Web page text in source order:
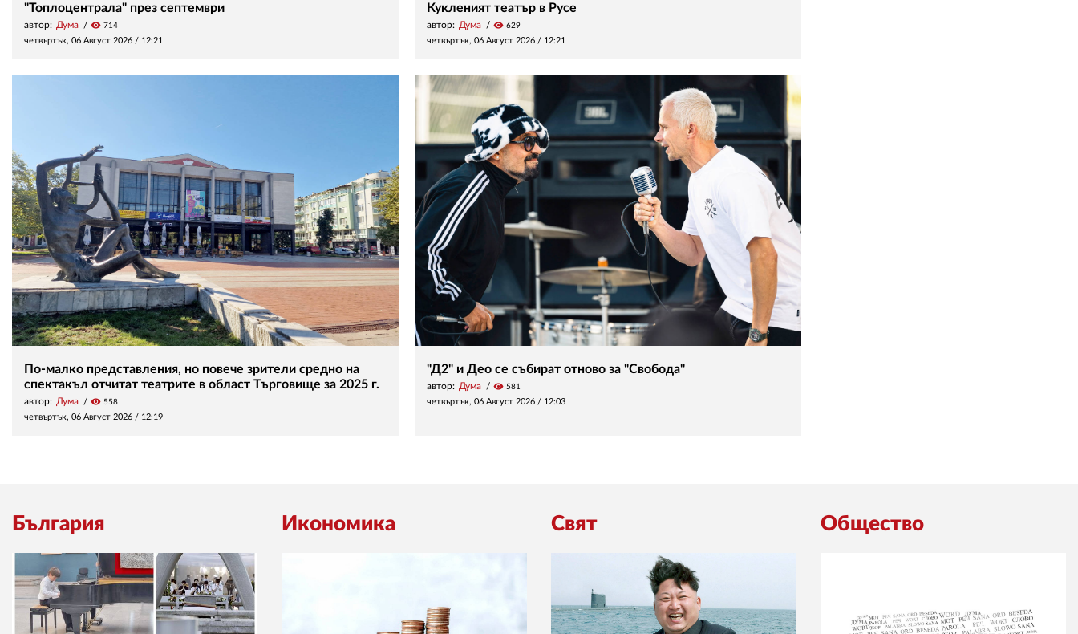
"Топлоцентрала" през септември
автор: Дума visibility 714
четвъртък, 06 Август 2026 / 12:21
Кукленият театър в Русе
автор: Дума visibility 629
четвъртък, 06 Август 2026 / 12:21
По-малко представления, но повече зрители средно на
спектакъл отчитат театрите в област Търговище за 2025 г.
автор: Дума visibility 558
четвъртък, 06 Август 2026 / 12:19
"Д2" и Део се събират отново за "Свобода"
автор: Дума visibility 581
четвъртък, 06 Август 2026 / 12:03
България Икономика Свят Общество